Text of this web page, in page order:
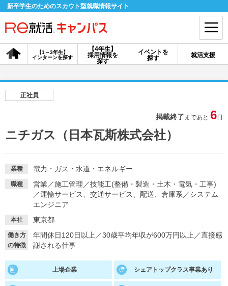
新卒学生のためのスカウト型就職情報サイト
【4年生】
採用情報を
探す
【1～3年生】
インターンを探す
イベントを
探す
就活支援
会員登録 ログイン
イベントを探す スカウト お知らせ
就活ノウハウ・サポート
就活支援
就活ノウハウが満載！ お役立ち記事・相談室など
正社員
掲載終了 まであと 6日
ニチガス（日本瓦斯株式会社）
業種 電力・ガス・水道・エネルギー
職種 営業／施工管理 ／技能工(整備・製造・土木・電気・工事)
／運輸サービス、交通サービス、配送、倉庫系 ／システム
エンジニア
本社 東京都
働き方
の特徴
年間休日120日以上 ／30歳平均年収が600万円以上 ／直接感
謝される仕事
上場企業 シェアトップクラス事業あり